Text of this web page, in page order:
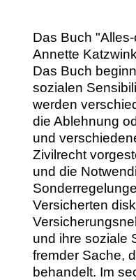
Das Buch
Annette
Das Buch
sozialen
werden
die Ablehnung
und
Zivilrecht
und die
Versicherten
und ihre soziale
fremder Sache,
behandelt. Im